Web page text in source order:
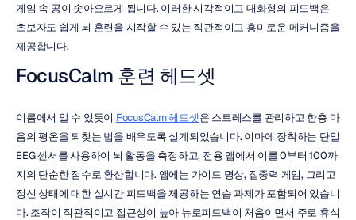
게임 속 공이 솟아오르게 됩니다. 이러한 시각적이고 대화형의 피드백은
초보자도 쉽게 뇌 훈련을 시작할 수 있는 직관적이고 흥미로운 메커니즘을
제공합니다.
FocusCalm 훈련 헤드셋
이름에서 알 수 있듯이 FocusCalm 헤드셋은 스트레스를 관리하고 한층 마
음의 평온을 되찾는 법을 배우도록 설계되었습니다. 이마에 장착하는 단일
EEG 센서를 사용하여 뇌 활동을 측정하고, 전용 앱에서 이를 0부터 100까
지의 단순한 점수로 환산합니다. 앱에는 가이드 명상, 집중력 게임, 그리고
정신 상태에 대한 실시간 피드백을 제공하는 연습 과제가 포함되어 있습니
다. 조작이 직관적이고 접근성이 높아 뉴로피드백이 처음이면서 주로 휴식